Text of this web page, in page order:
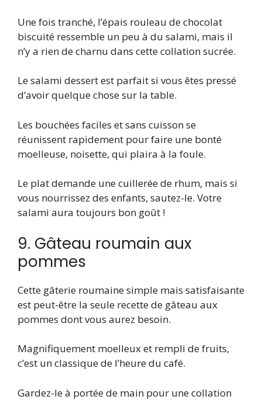
Une fois tranché, l’épais rouleau de chocolat
biscuité ressemble un peu à du salami, mais il
n’y a rien de charnu dans cette collation sucrée.
Le salami dessert est parfait si vous êtes pressé
d’avoir quelque chose sur la table.
Les bouchées faciles et sans cuisson se
réunissent rapidement pour faire une bonté
moelleuse, noisette, qui plaira à la foule.
Le plat demande une cuillerée de rhum, mais si
vous nourrissez des enfants, sautez-le. Votre
salami aura toujours bon goût !
9. Gâteau roumain aux
pommes
Cette gâterie roumaine simple mais satisfaisante
est peut-être la seule recette de gâteau aux
pommes dont vous aurez besoin.
Magnifiquement moelleux et rempli de fruits,
c’est un classique de l’heure du café.
Gardez-le à portée de main pour une collation